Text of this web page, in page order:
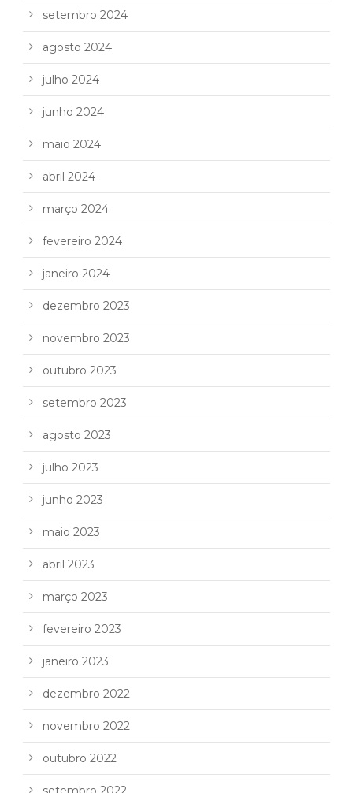
setembro 2024
agosto 2024
julho 2024
junho 2024
maio 2024
abril 2024
março 2024
fevereiro 2024
janeiro 2024
dezembro 2023
novembro 2023
outubro 2023
setembro 2023
agosto 2023
julho 2023
junho 2023
maio 2023
abril 2023
março 2023
fevereiro 2023
janeiro 2023
dezembro 2022
novembro 2022
outubro 2022